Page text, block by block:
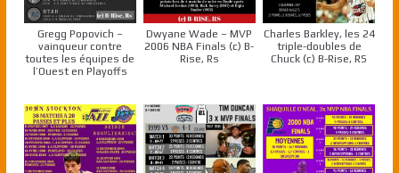
Gregg Popovich –
vainqueur contre
toutes les équipes de
l’Ouest en Playoffs
Dwyane Wade – MVP
2006 NBA Finals (c) B-
Rise, Rs
Charles Barkley, les 24
triple-doubles de
Chuck (c) B-Rise, RS